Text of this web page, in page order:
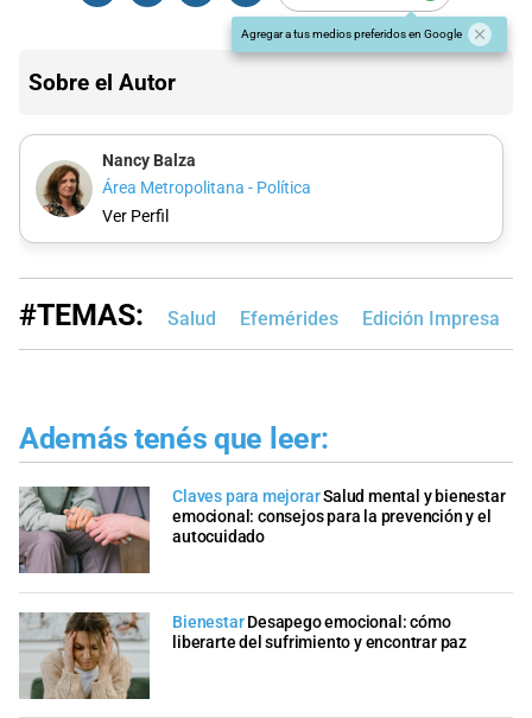
Agregar a tus medios preferidos en Google
Sobre el Autor
Nancy Balza
Área Metropolitana - Política
Ver Perfil
#TEMAS: Salud Efemérides Edición Impresa
Además tenés que leer:
Claves para mejorarSalud mental y bienestar
emocional: consejos para la prevención y el
autocuidado
Bienestar Desapego emocional: cómo
liberarte del sufrimiento y encontrar paz